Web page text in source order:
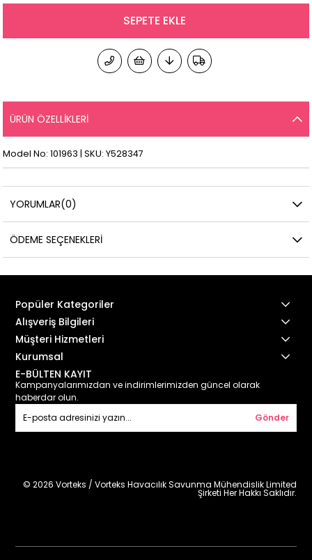
ÜRÜN ÖZELLIKLERI
Model No: 101963 | SKU: Y528347
YORUMLAR(0)
ÖDEME SEÇENEKLERI
Popüler Kategoriler
Alışveriş Bilgileri
Müşteri Hizmetleri
Kurumsal
E-BÜLTEN KAYIT
Kampanyalarımızdan ve indirimlerimizden güncel olarak
haberdar olun.
Gönder
© 2026 Vorteks / Vorteks Havacılık Savunma Mühendislik Limited
Şirketi Her Hakkı Saklıdır.